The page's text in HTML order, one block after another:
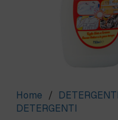
Home /
DETERGENTI